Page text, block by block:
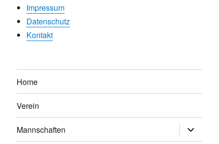
Impressum
Datenschutz
Kontakt
Home
Verein
Mannschaften anzeigen